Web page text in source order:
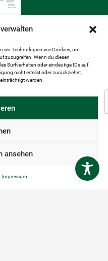
wir Technologien wie Cookies, um
zuzugreifen. Wenn du diesen
Surfverhalten oder eindeutige IDs auf
nicht erteilst oder zurückziehst,
werden.
ansehen
Impressum